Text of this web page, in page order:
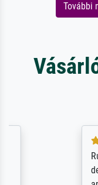
További
Rundum
des